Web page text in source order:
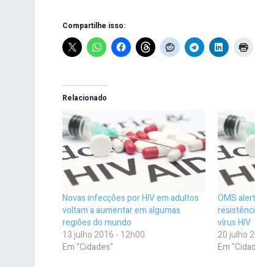
Compartilhe isso:
Relacionado
Novas infecções por HIV em adultos
voltam a aumentar em algumas
regiões do mundo
13 julho 2016 - 12h00
Em "Cidades"
OMS
vírus HIV
20 julho
Em